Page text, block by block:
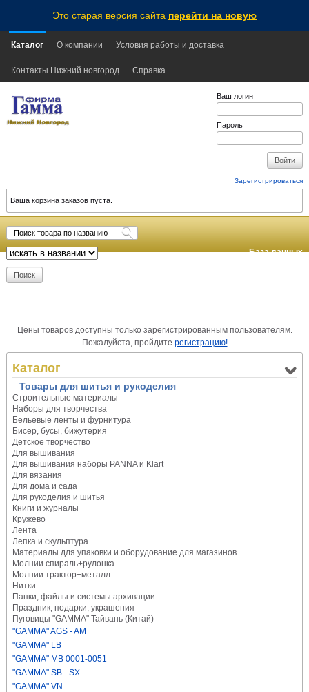
Это старая версия сайта перейти на новую
Каталог О компании Условия работы и доставка
Контакты Нижний новгород Справка
Ваш логин
Пароль
Зарегистрироваться
Ваша корзина заказов пуста.
База данных
Цены товаров доступны только зарегистрированным пользователям.
Пожалуйста, пройдите регистрацию!
Каталог
Товары для шитья и рукоделия
Строительные материалы
Наборы для творчества
Бельевые ленты и фурнитура
Бисер, бусы, бижутерия
Детское творчество
Для вышивания
Для вышивания наборы PANNA и Klart
Для вязания
Для дома и сада
Для рукоделия и шитья
Книги и журналы
Кружево
Лента
Лепка и скульптура
Материалы для упаковки и оборудование для магазинов
Молнии спираль+рулонка
Молнии трактор+металл
Нитки
Папки, файлы и системы архивации
Праздник, подарки, украшения
Пуговицы "GAMMA" Тайвань (Китай)
"GAMMA" AGS - AM
"GAMMA" LB
"GAMMA" MB 0001-0051
"GAMMA" SB - SX
"GAMMA" VN